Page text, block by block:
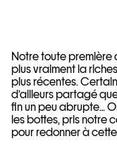
Notre toute première
plus vraiment la
plus récentes.
d’ailleurs partagé
fin un peu abrupte…
les bottes, pris notre
pour redonner à